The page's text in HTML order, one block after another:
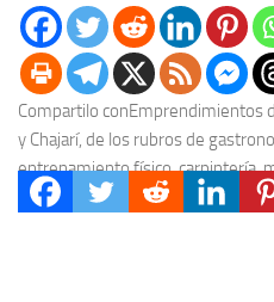
Compartilo conEmprendimientos
y Chajarí, de los rubros de
entrenamiento físico, carpintería,
fabricación de...